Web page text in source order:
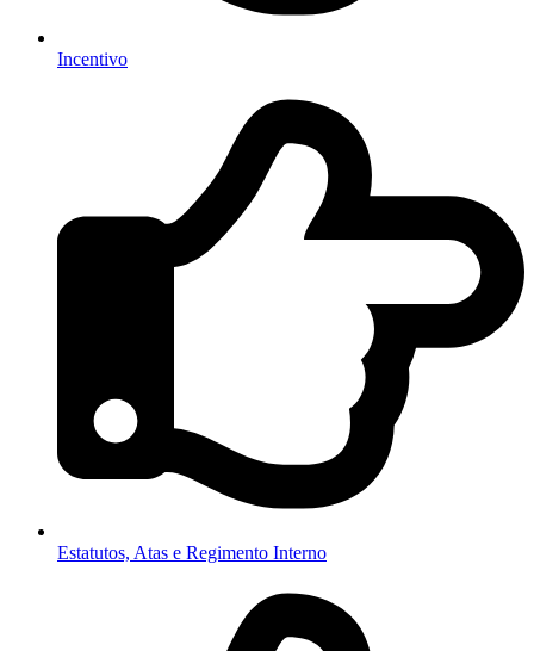
Incentivo
Estatutos, Atas e Regimento Interno